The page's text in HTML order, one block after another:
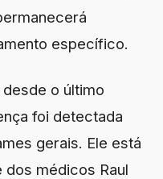
específico.
o último
foi detectada
gerais. Ele está
médicos Raul